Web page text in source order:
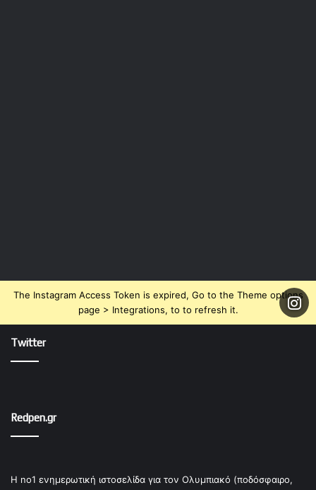
The Instagram Access Token is expired, Go to the Theme options
page > Integrations, to to refresh it.
Twitter
Redpen.gr
Η no1 ενημερωτική ιστοσελίδα για τον Ολυμπιακό (ποδόσφαιρο,